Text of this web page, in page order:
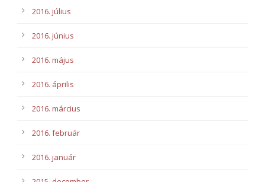
2016. július
2016. június
2016. május
2016. április
2016. március
2016. február
2016. január